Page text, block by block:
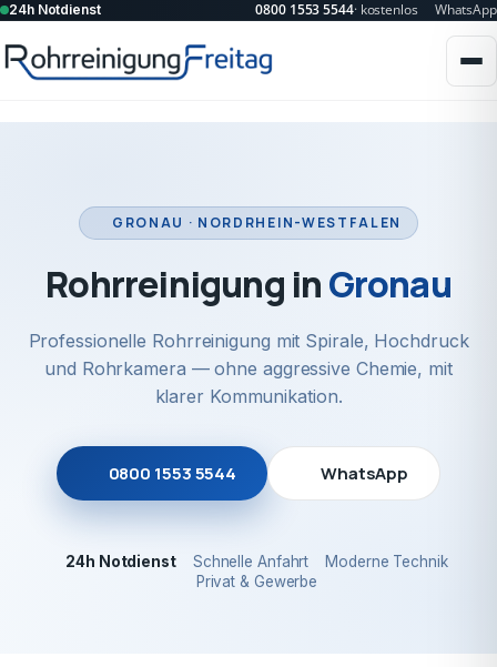
24h Notdienst 0800 1553 5544· kostenlos WhatsApp
GRONAU · NORDRHEIN-WESTFALEN
Rohrreinigung inGronau
Professionelle Rohrreinigung mit Spirale, Hochdruck
und Rohrkamera — ohne aggressive Chemie, mit
klarer Kommunikation.
0800 1553 5544 WhatsApp
24h Notdienst Schnelle Anfahrt
Moderne Technik
Privat & Gewerbe